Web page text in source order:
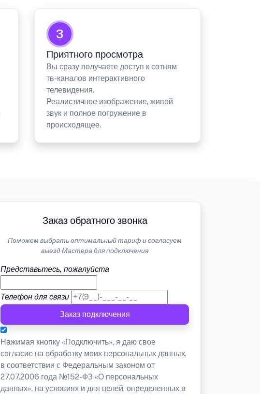
3
Приятного просмотра
Вы сразу получаете доступ к сотням
тв-каналов интерактивного
телевидения.
Реалистичное изображение, живой
звук и полное погружение в
происходящее.
Заказ обратного звонка
Поможем выбрать оптимальный тариф и согласуем
выезд Мастера для подключения
Представьтесь, пожалуйста
Телефон для связи
Заказ подключения
Нажимая кнопку «Подключить», я даю свое
согласие на обработку моих персональных данных,
в соответствии с Федеральным законом от
27.07.2006 года №152-ФЗ «О персональных
данных», на условиях и для целей, определенных в